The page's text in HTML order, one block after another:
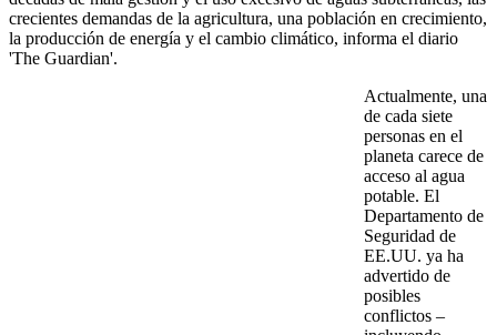
crecientes demandas de la agricultura, una población en crecimiento,
la producción de energía y el cambio climático, informa el diario
'The Guardian'.
Actualmente, una
de cada siete
personas en el
planeta carece de
acceso al agua
potable. El
Departamento de
Seguridad de
EE.UU. ya ha
advertido de
posibles
conflictos –